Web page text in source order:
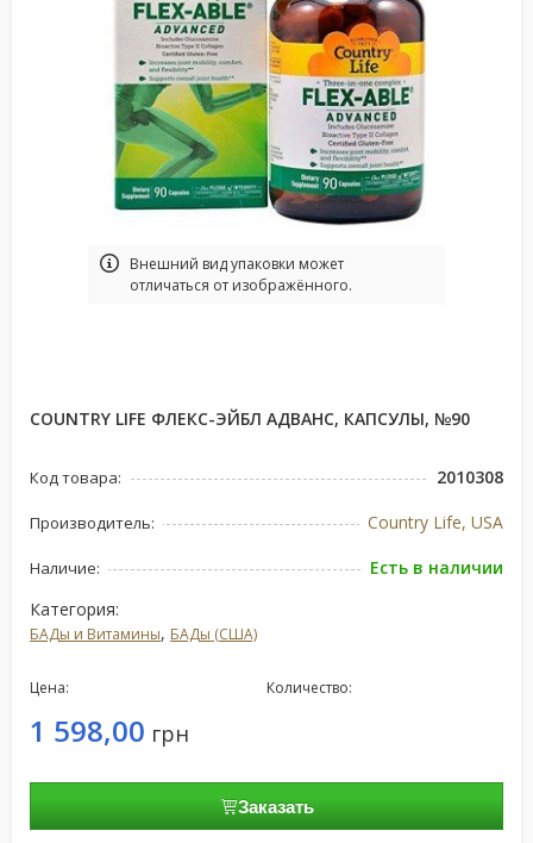
Bнешний вид упаковки может
отличаться от изображённого.
COUNTRY LIFE ФЛЕКС-ЭЙБЛ АДВАНС, КАПСУЛЫ, №90
Код товара: 2010308
Производитель: Country Life, USA
Наличие:
Есть в наличии
Категория:
БАДы и Витамины, БАДы (США)
Цена:
1 598,00 грн
Количество:
Заказать